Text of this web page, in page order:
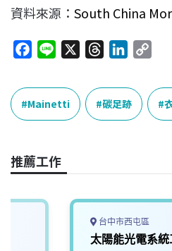
資料來源： South China
c
e
b
o
k
n
e
r
e
a
n
k
e
n
p
L
k
Mainetti 碳足跡
推薦工作
台中市西屯區
太陽能光電系